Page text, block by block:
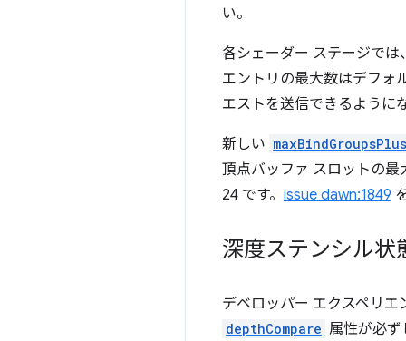
い。
各シェーダー ステージで
エントリの最大数はデフォ
エストを送信できるように
新しい
頂点バッファ スロットの
24 です。 issue dawn:1849
深度ステンシル状
デベロッパー エクスペリ
depthCompare 属性が必ず